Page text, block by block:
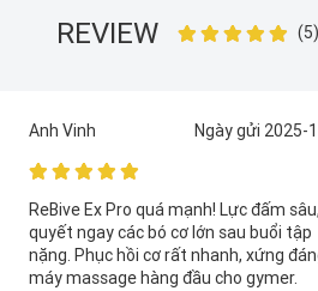
REVIEW (5)
Anh Cường Ngày gửi 2025-
Thiết kế chắc chắn, rất nam tính. Lực
kích cực khỏe, không phải loại rung nhẹ
nhàng. Tuyệt vời để giảm đau nhức
các trận đấu thể thao cường độ cao